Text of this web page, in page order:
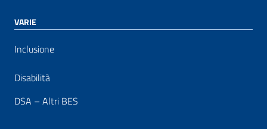
VARIE
Inclusione
Disabilità
DSA – Altri BES